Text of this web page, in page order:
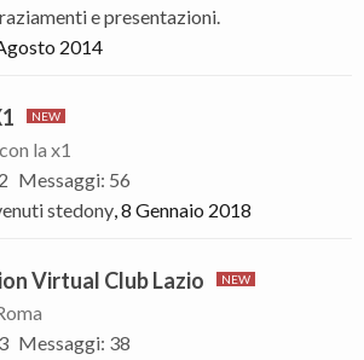
e presentazioni.
2014
la x1
2 Messaggi: 56
stedony,8 Gennaio 2018
Virtual Club Lazio
3 Messaggi: 38